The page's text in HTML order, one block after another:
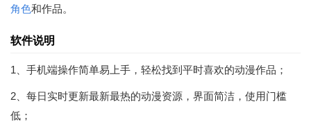
角色和作品。
软件说明
1、手机端操作简单易上手，轻松找到平时喜欢的动漫作品；
2、每日实时更新最新最热的动漫资源，界面简洁，使用门槛
低；